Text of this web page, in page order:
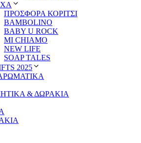
ΠΡΟΣΦΟΡΑ ΚΟΡΙΤΣΙ
BAMBOLINO
BABY U ROCK
MI CHIAMO
NEW LIFE
SOAP TALES
2025
& ΔΩΡΑΚΙΑ